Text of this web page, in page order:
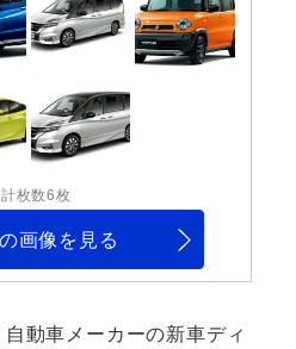
枚数6枚
画像を見る
動車メーカーの新車ディ